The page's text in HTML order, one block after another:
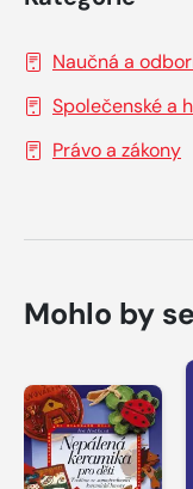
Naučná a
Společenské a
Právo a zákony
Mohlo by